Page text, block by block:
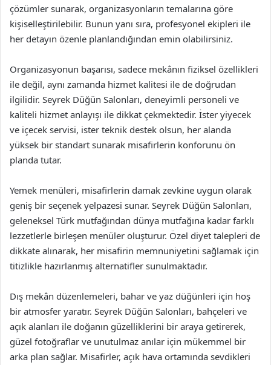
çözümler sunarak, organizasyonların temalarına göre
kişiselleştirilebilir. Bunun yanı sıra, profesyonel ekipleri ile
her detayın özenle planlandığından emin olabilirsiniz.
Organizasyonun başarısı, sadece mekânın fiziksel özellikleri
ile değil, aynı zamanda hizmet kalitesi ile de doğrudan
ilgilidir. Seyrek Düğün Salonları, deneyimli personeli ve
kaliteli hizmet anlayışı ile dikkat çekmektedir. İster yiyecek
ve içecek servisi, ister teknik destek olsun, her alanda
yüksek bir standart sunarak misafirlerin konforunu ön
planda tutar.
Yemek menüleri, misafirlerin damak zevkine uygun olarak
geniş bir seçenek yelpazesi sunar. Seyrek Düğün Salonları,
geleneksel Türk mutfağından dünya mutfağına kadar farklı
lezzetlerle birleşen menüler oluşturur. Özel diyet talepleri de
dikkate alınarak, her misafirin memnuniyetini sağlamak için
titizlikle hazırlanmış alternatifler sunulmaktadır.
Dış mekân düzenlemeleri, bahar ve yaz düğünleri için hoş
bir atmosfer yaratır. Seyrek Düğün Salonları, bahçeleri ve
açık alanları ile doğanın güzelliklerini bir araya getirerek,
güzel fotoğraflar ve unutulmaz anılar için mükemmel bir
arka plan sağlar. Misafirler, açık hava ortamında sevdikleri